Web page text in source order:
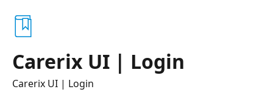
Carerix UI | Login
Carerix UI | Login